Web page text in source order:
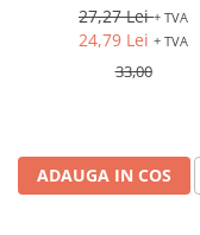
27,27 Lei+ TVA
24,79 Lei + TVA
33,00
ADAUGA IN COS